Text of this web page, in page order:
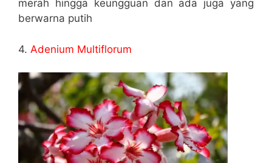
merah hingga keungguan dan ada juga yang
berwarna putih
4. Adenium Multiflorum